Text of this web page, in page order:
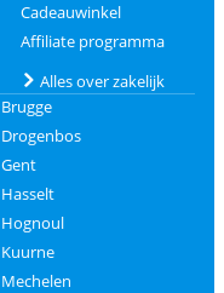
Cadeauwinkel
Affiliate programma
Alles over zakelijk
Brugge
Drogenbos
Gent
Hasselt
Hognoul
Kuurne
Mechelen